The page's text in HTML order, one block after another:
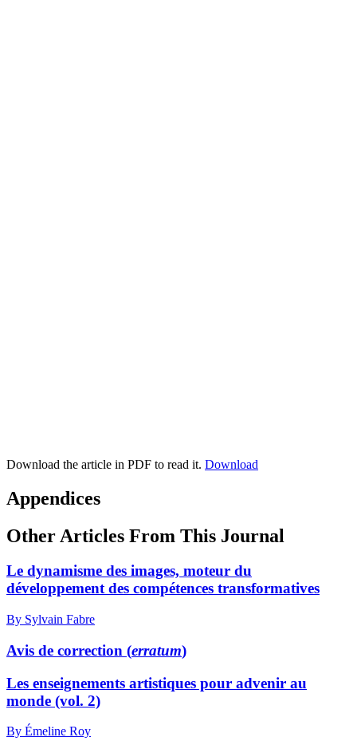
Download the article in PDF to read it. Download
Appendices
Other Articles From This Journal
Le dynamisme des images, moteur du
développement des compétences transformatives
By Sylvain Fabre
Avis de correction (erratum)
Les enseignements artistiques pour advenir au
monde (vol. 2)
By Émeline Roy